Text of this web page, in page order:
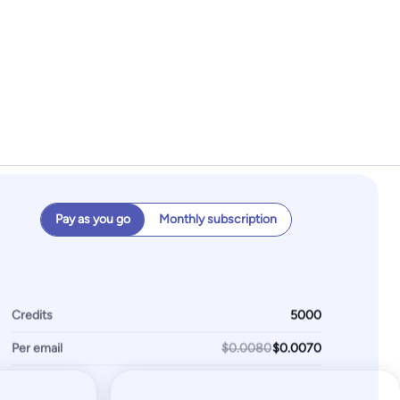
Pay as you go Monthly subscription
Credits
Per email $0.0080
Custom
IPs / domains monitored
Start for free